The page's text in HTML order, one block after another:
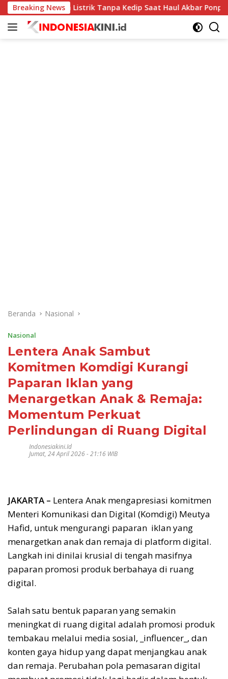
Langsung
ke
konten
Breaking News
Jatim Jaga Listrik Tanpa Kedip Saat Haul Akbar Ponpes
Beranda Nasional
Nasional
Lentera Anak Sambut
Komitmen Komdigi Kurangi
Paparan Iklan yang
Menargetkan Anak & Remaja:
Momentum Perkuat
Perlindungan di Ruang Digital
Indonesiakini.id
Jumat, 24 April 2026 - 21:16 WIB
JAKARTA – Lentera Anak mengapresiasi komitmen
Menteri Komunikasi dan Digital (Komdigi) Meutya
Hafid, untuk mengurangi paparan iklan yang
menargetkan anak dan remaja di platform digital.
Langkah ini dinilai krusial di tengah masifnya
paparan promosi produk berbahaya di ruang
digital.
Salah satu bentuk paparan yang semakin
meningkat di ruang digital adalah promosi produk
tembakau melalui media sosial, _influencer_, dan
konten gaya hidup yang dapat menjangkau anak
dan remaja. Perubahan pola pemasaran digital